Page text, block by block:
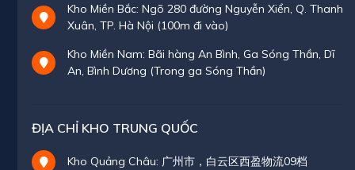
Kho Miền Bắc: Ngõ 280 đường Nguyễn Xiển, Q. Thanh
Xuân, TP. Hà Nội (100m đi vào)
Kho Miền Nam: Bãi hàng An Bình, Ga Sóng Thần, Dĩ
An, Bình Dương (Trong ga Sóng Thần)
ĐỊA CHỈ KHO TRUNG QUỐC
Kho Quảng Châu: 广州市，白云区西盈物流09档